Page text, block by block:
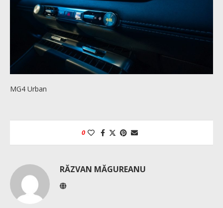
MG4 Urban
0
RĂZVAN MĂGUREANU